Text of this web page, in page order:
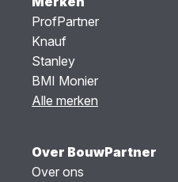
ProfPartner
Knauf
Stanley
BMI Monier
Alle merken
Over BouwPartner
Over ons